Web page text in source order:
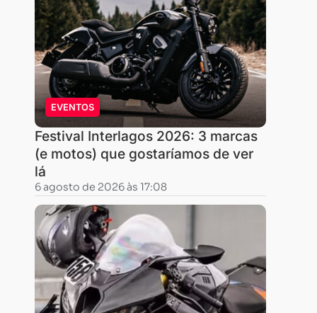
verde,
vai
ter
a
prova.
Agora
estamos
definindo
a
data,
provavelmente
em
setembro.
om
mais
essa
EVENTOS
Festival Interlagos 2026: 3 marcas
(e motos) que gostaríamos de ver
lá
6 agosto de 2026 às 17:08